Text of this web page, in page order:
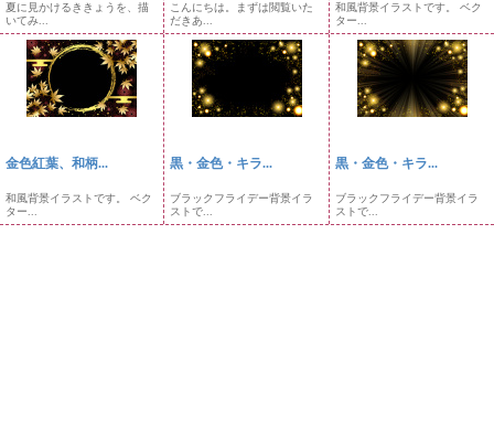
夏に見かけるききょうを、描
いてみ...
こんにちは。まずは閲覧いた
だきあ...
和風背景イラストです。 ベク
ター...
金色紅葉、和柄...
和風背景イラストです。 ベク
ター...
黒・金色・キラ...
ブラックフライデー背景イラ
ストで...
黒・金色・キラ...
ブラックフライデー背景イラ
ストで...